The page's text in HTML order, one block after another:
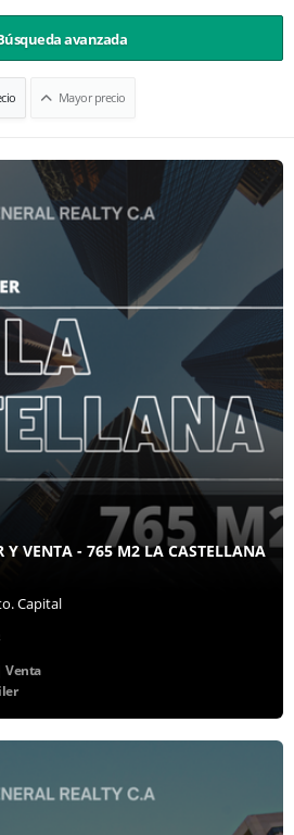
avanzada
Mayor precio
Y VENTA - 765 M2 LA CASTELLANA
Capital
Venta